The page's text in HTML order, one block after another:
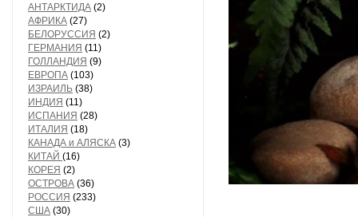
АНТАРКТИДА (2)
АФРИКА (27)
БЕЛОРУССИЯ (2)
ГЕРМАНИЯ (11)
ГОЛЛАНДИЯ (9)
ЕВРОПА (103)
ИЗРАИЛЬ (38)
ИНДИЯ (11)
ИСПАНИЯ (28)
ИТАЛИЯ (18)
КАНАДА и АЛЯСКА (3)
КИТАЙ (16)
КОРЕЯ (2)
ОСТРОВА (36)
РОССИЯ (233)
США (30)